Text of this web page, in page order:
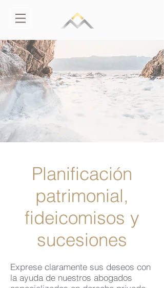
Planificación
patrimonial,
fideicomisos y
sucesiones
Exprese claramente sus deseos con
la ayuda de nuestros abogados